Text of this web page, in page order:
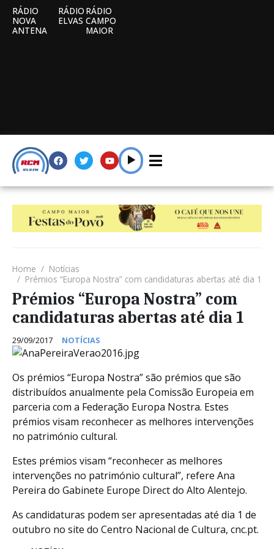
RÁDIO
NOVA
ANTENA
RÁDIO
ELVAS
RÁDIO
CAMPO
MAIOR
Home
Notícias
Prémios “Europa Nostra” com candidaturas abertas até dia 1
Prémios “Europa Nostra” com
candidaturas abertas até dia 1
29/09/2017 NOTÍCIAS
Os prémios “Europa Nostra” são prémios que são
distribuídos anualmente pela Comissão Europeia em
parceria com a Federação Europa Nostra. Estes
prémios visam reconhecer as melhores intervenções
no património cultural.
Estes prémios visam “reconhecer as melhores
intervenções no património cultural”, refere Ana
Pereira do Gabinete Europe Direct do Alto Alentejo.
As candidaturas podem ser apresentadas até dia 1 de
outubro no site do Centro Nacional de Cultura, cnc.pt.